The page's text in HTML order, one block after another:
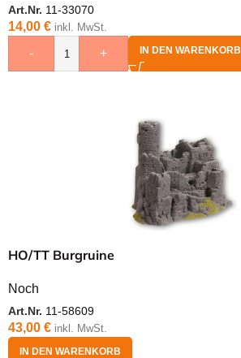
Art.Nr. 11-33070
14,00 € inkl. MwSt.
- + IN DEN WARENKORB
HO/TT Burgruine
Noch
Art.Nr. 11-58609
43,00 € inkl. MwSt.
IN DEN WARENKORB